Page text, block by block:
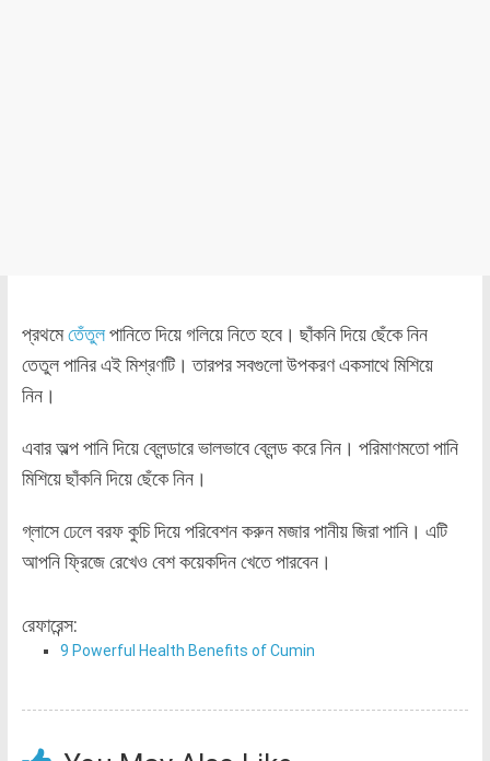
প্রথমেতেঁতুলপানিতে দিয়ে গলিয়ে নিতে হবে। ছাঁকনি দিয়ে ছেঁকে নিন
তেতুল পানির এই মিশ্রণটি। তারপর সবগুলো উপকরণ একসাথে মিশিয়ে
নিন।
এবার অল্প পানি দিয়ে ব্লেন্ডারে ভালভাবে ব্লেন্ড করে নিন। পরিমাণমতো পানি
মিশিয়ে ছাঁকনি দিয়ে ছেঁকে নিন।
গ্লাসে ঢেলে বরফ কুচি দিয়ে পরিবেশন করুন মজার পানীয় জিরা পানি। এটি
আপনি ফ্রিজে রেখেও বেশ কয়েকদিন খেতে পারবেন।
রেফারেন্স:
9 Powerful Health Benefits of Cumin